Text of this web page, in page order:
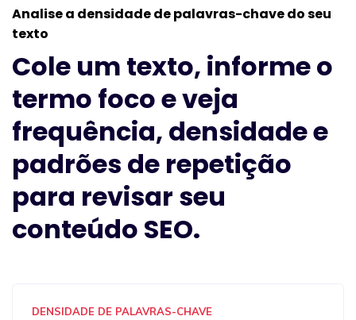
Analise a densidade de palavras-chave do seu
texto
Cole um texto, informe o
termo foco e veja
frequência, densidade e
padrões de repetição
para revisar seu
conteúdo SEO.
DENSIDADE DE PALAVRAS-CHAVE